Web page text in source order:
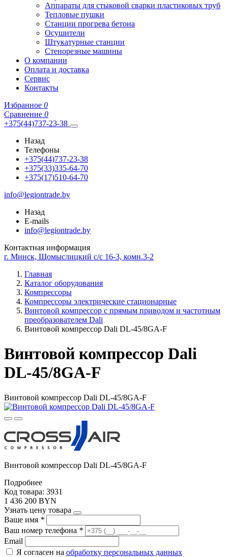
Аппараты для стыковой сварки пластиковых труб
Тепловые пушки
Станции прогрева бетона
Осушители
Штукатурные станции
Стенорезные машины
О компании
Оплата и доставка
Сервис
Контакты
Избранное 0
Сравнение 0
+375(44)737-23-38
Назад
Телефоны
+375(44)737-23-38
+375(33)335-64-70
+375(17)510-64-70
info@legiontrade.by
Назад
E-mails
info@legiontrade.by
Контактная информация
г. Минск, Щомыслицкий с/с 16-3, комн.3-2
Главная
Каталог оборудования
Компрессоры
Компрессоры электрические стационарные
Винтовой компрессор с прямым приводом и частотным
преобразователем Dali
Винтовой компрессор Dali DL-45/8GA-F
Винтовой компрессор Dali
DL-45/8GA-F
Винтовой компрессор Dali DL-45/8GA-F
Винтовой компрессор Dali DL-45/8GA-F
Подробнее
Код товара: 3931
1 436 200 BYN
Узнать цену товара
Ваше имя *
Ваш номер телефона *
Email
Я согласен на обработку персональных данных